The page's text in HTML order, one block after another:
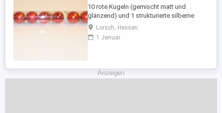
10 rote Kugeln (gemischt matt und
glänzend) und 1 strukturierte silberne
Kugel aus Kunststoff zum Aufhängen an
den Weihnachtsbaum. Durchmesser der
roten Kugeln: ca. 4 cm Durchmesser der
versende ich auch die Ware. Kombination
...
Lorsch, Hessen
1 Januar
Anzeigen